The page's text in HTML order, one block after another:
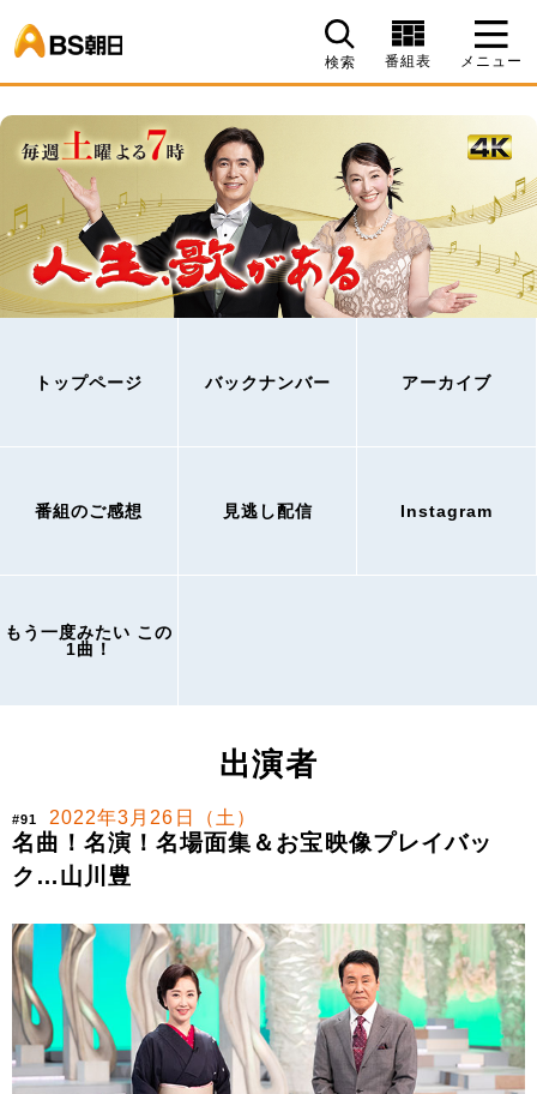
検索 番組表 メニュー
トップページ バックナンバー アーカイブ
番組のご感想 見逃し配信 Instagram
もう一度みたい この
1曲！
出演者
#91 2022年3月26日（土）
名曲！名演！名場面集＆お宝映像プレイバッ
ク…山川豊